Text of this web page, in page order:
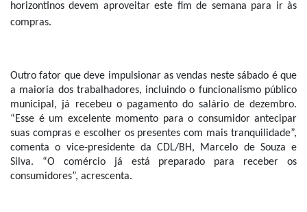
horizontinos devem aproveitar este fim de semana para ir às
compras.
Outro fator que deve impulsionar as vendas neste sábado é que
a maioria dos trabalhadores, incluindo o funcionalismo público
municipal, já recebeu o pagamento do salário de dezembro.
“Esse é um excelente momento para o consumidor antecipar
suas compras e escolher os presentes com mais tranquilidade”,
comenta o vice-presidente da CDL/BH, Marcelo de Souza e
Silva. “O comércio já está preparado para receber os
consumidores”, acrescenta.